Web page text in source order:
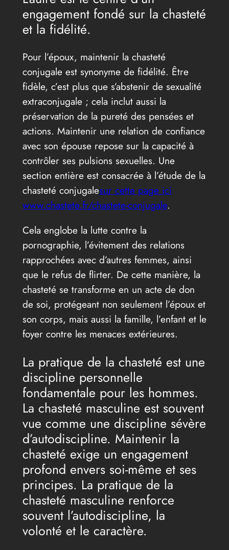
engagement fondé sur la chasteté
et la fidélité.
Pour l’époux, maintenir la chasteté
conjugale est synonyme de fidélité. Être
fidèle, c’est plus que s’abstenir de sexualité
extraconjugale ; cela inclut aussi la
préservation de la pureté des pensées et
actions. Maintenir une relation de confiance
avec son épouse repose sur la capacité à
contrôler ses pulsions sexuelles. Une
section entière est consacrée à l’étude de la
chasteté conjugalesur cette page ici
www.chastete.fr/chastete-conjugale.
Cela englobe la lutte contre la
pornographie, l’évitement des relations
rapprochées avec d’autres femmes, ainsi
que le refus de flirter. De cette manière, la
chasteté se transforme en un acte de don
de soi, protégeant non seulement l’époux et
son corps, mais aussi la famille, l’enfant et le
foyer contre les menaces extérieures.
La pratique de la chasteté est une
discipline personnelle
fondamentale pour les hommes.
La chasteté masculine est souvent
vue comme une discipline sévère
d’autodiscipline. Maintenir la
chasteté exige un engagement
profond envers soi-même et ses
principes. La pratique de la
chasteté masculine renforce
souvent l’autodiscipline, la
volonté et le caractère.